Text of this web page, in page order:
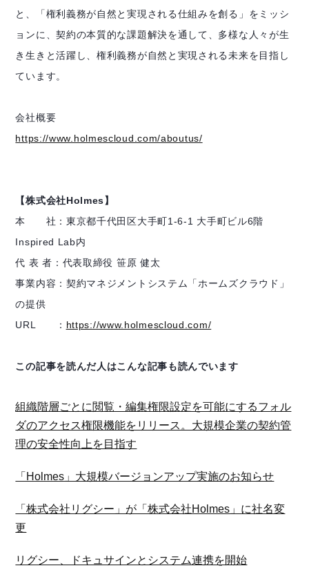
と、「権利義務が自然と実現される仕組みを創る」をミッシ
ョンに、契約の本質的な課題解決を通して、多様な人々が生
き生きと活躍し、権利義務が自然と実現される未来を目指し
ています。
会社概要
https://www.holmescloud.com/aboutus/
【株式会社Holmes】
本 社：東京都千代田区大手町1-6-1 大手町ビル6階
Inspired Lab内
代 表 者：代表取締役 笹原 健太
事業内容：契約マネジメントシステム「ホームズクラウド」
の提供
URL ： https://www.holmescloud.com/
この記事を読んだ人はこんな記事も読んでいます
組織階層ごとに閲覧・編集権限設定を可能にするフォル
ダのアクセス権限機能をリリース。大規模企業の契約管
理の安全性向上を目指す
「Holmes」大規模バージョンアップ実施のお知らせ
「株式会社リグシー」が「株式会社Holmes」に社名変
更
リグシー、ドキュサインとシステム連携を開始